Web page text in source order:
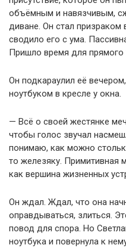
объёмным и навязчивым,
диване. Он стал призраком
сводило его с ума.
Пришло время для прямого
Он подкараулил её
ноутбуком в кресле у окна.
— Всё о своей жестянке
чтобы голос звучал
понимаю, как можно
то железяку. Примитивная
как вершина жизненных
Он ждал. Ждал, что она
оправдываться, злиться.
повод для спора. Но
ноутбука и повернула к